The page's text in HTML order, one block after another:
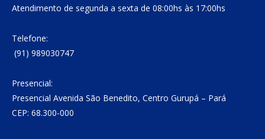
Atendimento de segunda a sexta de 08:00hs às 17:00hs
Telefone:
(91) 989030747
Presencial:
Presencial Avenida São Benedito, Centro Gurupá – Pará
CEP: 68.300-000